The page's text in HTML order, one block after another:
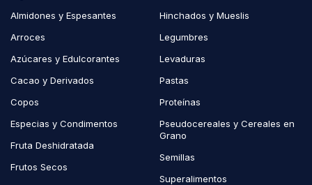
Almidones y Espesantes
Arroces
Azúcares y Edulcorantes
Cacao y Derivados
Copos
Especias y Condimentos
Fruta Deshidratada
Frutos Secos
Hinchados y Mueslis
Legumbres
Levaduras
Pastas
Proteínas
Pseudocereales y Cereales en
Grano
Semillas
Superalimentos